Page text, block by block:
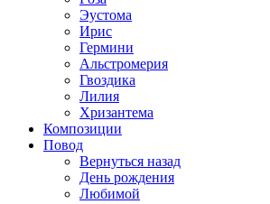
Эустома
Ирис
Гермини
Альстромерия
Гвоздика
Лилия
Хризантема
Композиции
Повод
Вернуться назад
День рождения
Любимой